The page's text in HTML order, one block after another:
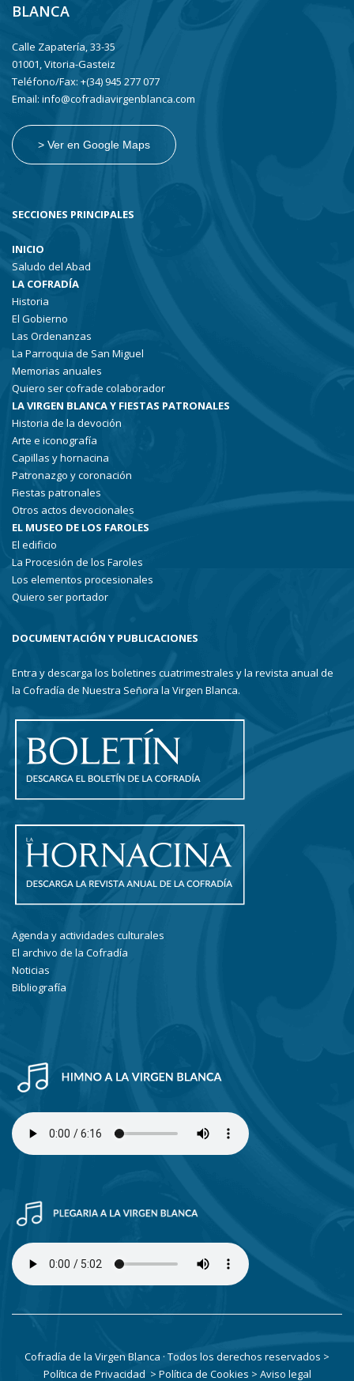
BLANCA
Calle Zapatería, 33-35
01001, Vitoria-Gasteiz
Teléfono/Fax: +(34) 945 277 077
Email: info@cofradiavirgenblanca.com
> Ver en Google Maps
SECCIONES PRINCIPALES
INICIO
Saludo del Abad
LA COFRADÍA
Historia
El Gobierno
Las Ordenanzas
La Parroquia de San Miguel
Memorias anuales
Quiero ser cofrade colaborador
LA VIRGEN BLANCA Y FIESTAS PATRONALES
Historia de la devoción
Arte e iconografía
Capillas y hornacina
Patronazgo y coronación
Fiestas patronales
Otros actos devocionales
EL MUSEO DE LOS FAROLES
El edificio
La Procesión de los Faroles
Los elementos procesionales
Quiero ser portador
DOCUMENTACIÓN Y PUBLICACIONES
Entra y descarga los boletines cuatrimestrales y la revista anual de
la Cofradía de Nuestra Señora la Virgen Blanca.
Agenda y actividades culturales
El archivo de la Cofradía
Noticias
Bibliografía
Cofradía de la Virgen Blanca · Todos los derechos reservados >
Política de Privacidad > Política de Cookies > Aviso legal